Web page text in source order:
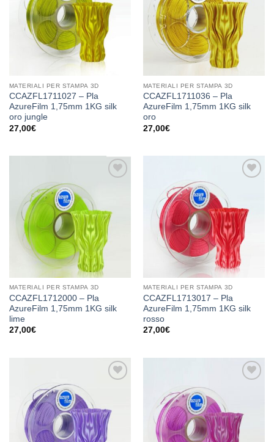
dei
desideri
MATERIALI PER STAMPA 3D
CCAZFL1711027 – Pla
AzureFilm 1,75mm 1KG silk
oro jungle
27,00€
dei
desideri
MATERIALI PER STAMPA 3D
CCAZFL1711036 – Pla
AzureFilm 1,75mm 1KG silk
oro
27,00€
desideri
MATERIALI PER STAMPA 3D
CCAZFL1712000 – Pla
AzureFilm 1,75mm 1KG silk
lime
27,00€
desideri
MATERIALI PER STAMPA 3D
CCAZFL1713017 – Pla
AzureFilm 1,75mm 1KG silk
rosso
27,00€
desideri
desideri